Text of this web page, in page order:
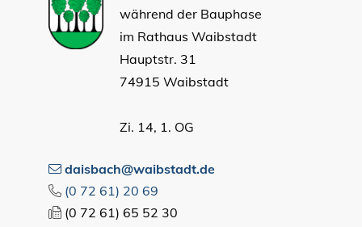
während der Bauphase
im Rathaus Waibstadt
Hauptstr. 31
74915 Waibstadt
Zi. 14, 1. OG
daisbach@waibstadt.de
(0 72 61) 20 69
(0 72 61) 65 52 30